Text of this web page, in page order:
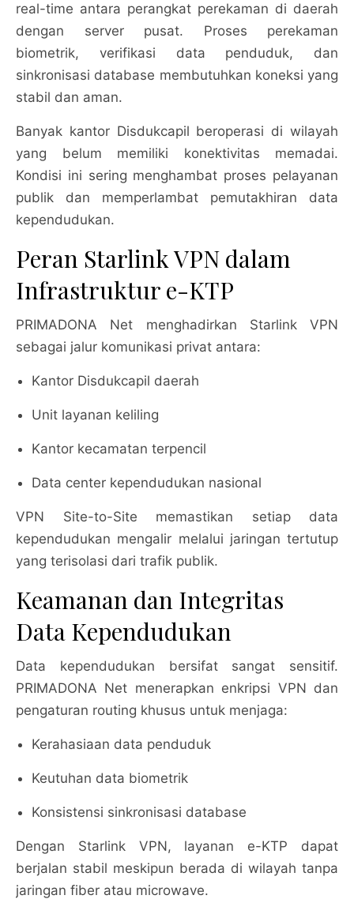
real-time antara perangkat perekaman di daerah
dengan server pusat. Proses perekaman
biometrik, verifikasi data penduduk, dan
sinkronisasi database membutuhkan koneksi yang
stabil dan aman.
Banyak kantor Disdukcapil beroperasi di wilayah
yang belum memiliki konektivitas memadai.
Kondisi ini sering menghambat proses pelayanan
publik dan memperlambat pemutakhiran data
kependudukan.
Peran Starlink VPN dalam
Infrastruktur e-KTP
PRIMADONA Net menghadirkan Starlink VPN
sebagai jalur komunikasi privat antara:
Kantor Disdukcapil daerah
Unit layanan keliling
Kantor kecamatan terpencil
Data center kependudukan nasional
VPN Site-to-Site memastikan setiap data
kependudukan mengalir melalui jaringan tertutup
yang terisolasi dari trafik publik.
Keamanan dan Integritas
Data Kependudukan
Data kependudukan bersifat sangat sensitif.
PRIMADONA Net menerapkan enkripsi VPN dan
pengaturan routing khusus untuk menjaga:
Kerahasiaan data penduduk
Keutuhan data biometrik
Konsistensi sinkronisasi database
Dengan Starlink VPN, layanan e-KTP dapat
berjalan stabil meskipun berada di wilayah tanpa
jaringan fiber atau microwave.